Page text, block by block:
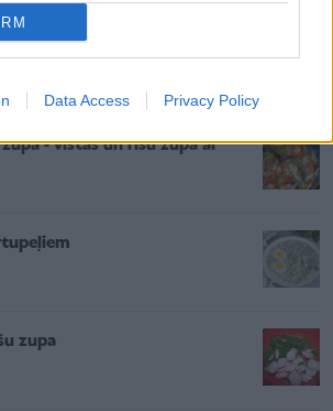
Data Access Privacy Policy
sulu vai malkas zāģēšanas
- vistas un rīsu zupa ar
zupa